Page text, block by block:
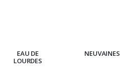
EAU DE
LOURDES
NEUVAINES